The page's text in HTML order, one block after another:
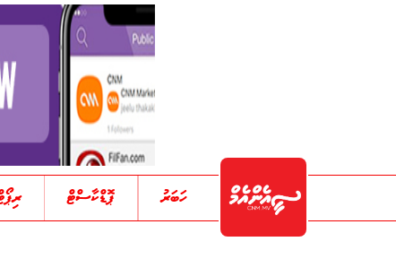
ހަބަރު ޕޮޑްކާސްޓް